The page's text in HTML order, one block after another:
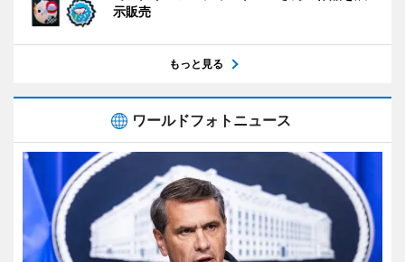
示販売
もっと見る
ワールドフォトニュース